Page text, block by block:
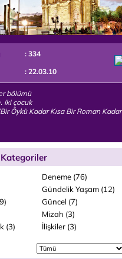
: 334
: 22.03.10
bölümü
Iki çocuk
Öykü Kadar Kısa Bir Roman Kadar
Kategoriler
Deneme (76)
Gündelik Yaşam (12)
Güncel (7)
Mizah (3)
(3)
İlişkiler (3)